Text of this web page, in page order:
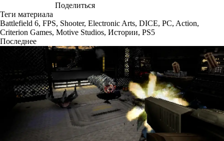
Поделиться
Теги материала
Battlefield 6, FPS, Shooter, Electronic Arts, DICE, PC, Action,
Criterion Games, Motive Studios, Истории, PS5
Последнее